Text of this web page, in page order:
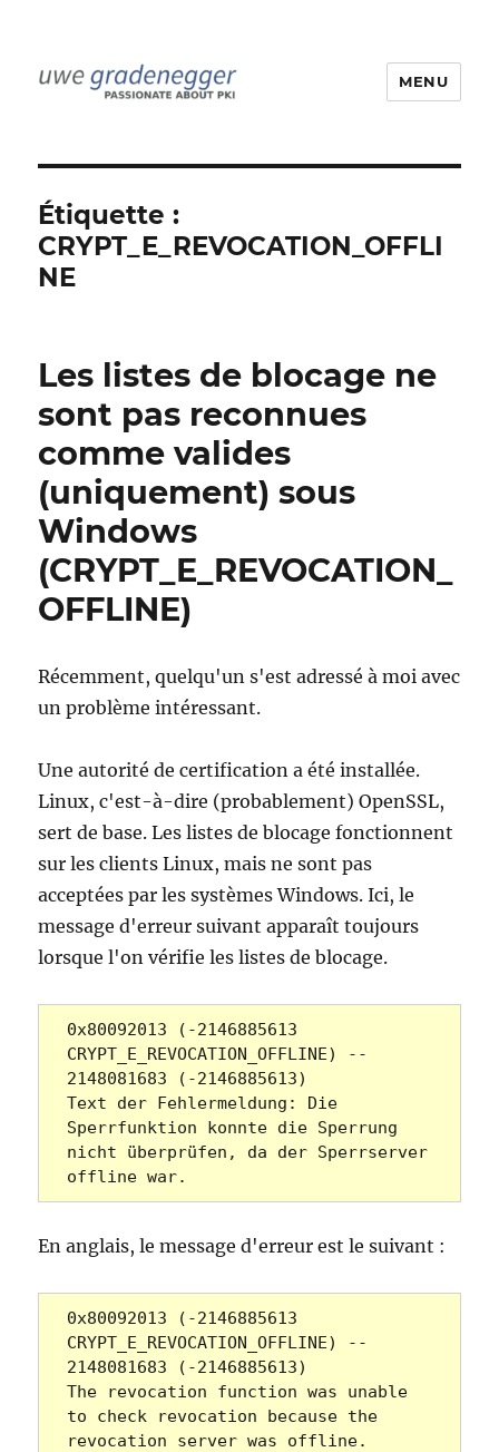
MENU
Étiquette :
CRYPT_E_REVOCATION_OFFLI
NE
Les listes de blocage ne
sont pas reconnues
comme valides
(uniquement) sous
Windows
(CRYPT_E_REVOCATION_
OFFLINE)
Récemment, quelqu'un s'est adressé à moi avec
un problème intéressant.
Une autorité de certification a été installée.
Linux, c'est-à-dire (probablement) OpenSSL,
sert de base. Les listes de blocage fonctionnent
sur les clients Linux, mais ne sont pas
acceptées par les systèmes Windows. Ici, le
message d'erreur suivant apparaît toujours
lorsque l'on vérifie les listes de blocage.
0x80092013 (-2146885613
CRYPT_E_REVOCATION_OFFLINE) --
2148081683 (-2146885613)
Text der Fehlermeldung: Die
Sperrfunktion konnte die Sperrung
nicht überprüfen, da der Sperrserver
offline war.
En anglais, le message d'erreur est le suivant :
0x80092013 (-2146885613
CRYPT_E_REVOCATION_OFFLINE) --
2148081683 (-2146885613)
The revocation function was unable
to check revocation because the
revocation server was offline.